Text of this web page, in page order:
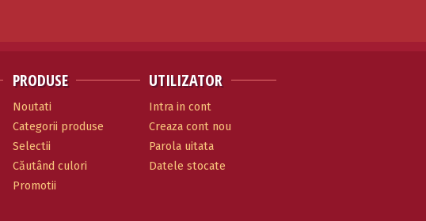
PRODUSE
Noutati
Categorii produse
Selectii
Căutând culori
Promotii
UTILIZATOR
Intra in cont
Creaza cont nou
Parola uitata
Datele stocate